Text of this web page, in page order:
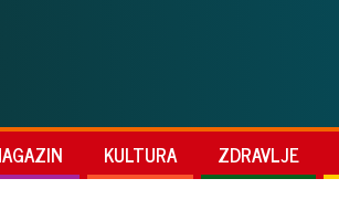
KULTURA ZDRAVLJE